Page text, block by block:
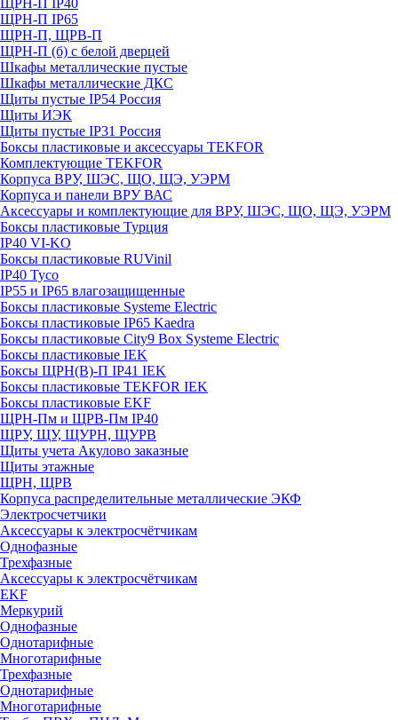
ЩРН-П IP40
ЩРН-П IP65
ЩРН-П, ЩРВ-П
ЩРН-П (б) с белой дверцей
Шкафы металлические пустые
Шкафы металлические ДКС
Щиты пустые IP54 Россия
Щиты ИЭК
Щиты пустые IP31 Россия
Боксы пластиковые и аксессуары TEKFOR
Комплектующие TEKFOR
Корпуса ВРУ, ШЭС, ЩО, ЩЭ, УЭРМ
Корпуса и панели ВРУ ВАС
Аксессуары и комплектующие для ВРУ, ШЭС, ЩО, ЩЭ, УЭРМ
Боксы пластиковые Турция
IP40 VI-KO
Боксы пластиковые RUVinil
IP40 Тусо
IP55 и IP65 влагозащищенные
Боксы пластиковые Systeme Electric
Боксы пластиковые IP65 Kaedra
Боксы пластиковые City9 Box Systeme Electric
Боксы пластиковые IEK
Боксы ЩРН(В)-П IP41 IEK
Боксы пластиковые TEKFOR IEK
Боксы пластиковые EKF
ЩРН-Пм и ЩРВ-Пм IP40
ЩРУ, ЩУ, ЩУРН, ЩУРВ
Щиты учета Акулово заказные
Щиты этажные
ЩРН, ЩРВ
Корпуса распределительные металлические ЭКФ
Электросчетчики
Аксессуары к электросчётчикам
Однофазные
Трехфазные
Аксессуары к электросчётчикам
EKF
Меркурий
Однофазные
Однотарифные
Многотарифные
Трехфазные
Однотарифные
Многотарифные